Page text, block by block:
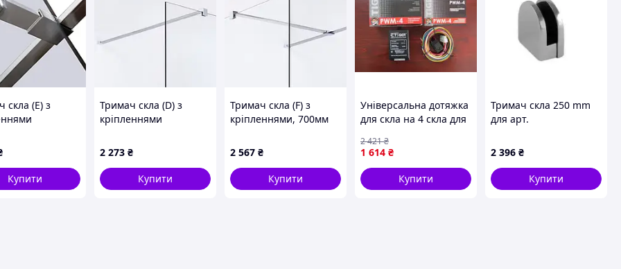
скла (Е) з
Купити
Тримач скла (D) з
кріпленнями
2 273 ₴
Купити
Тримач скла (F) з
кріпленнями, 700мм
2 567 ₴
Купити
Універсальна дотяжка
для скла на 4 скла для
будівництві та ремонті
FLAME
1 614 ₴
2 421₴
Купити
Тримач скла 250 mm
для арт.
2 396 ₴
Купити